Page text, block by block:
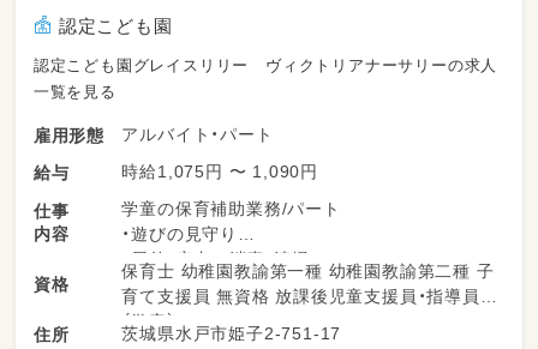
認定こども園
認定こども園グレイスリリー ヴィクトリアナーサリーの求人
一覧を見る
雇用形態
アルバイト・パート
給与
時給1,075円 〜 1,090円
仕事
内容
学童の保育補助業務/パート
・遊びの見守り
・屋外・室内の消毒・清掃
資格
保育士 幼稚園教諭第一種 幼稚園教諭第二種 子
育て支援員 無資格 放課後児童支援員・指導員
（学童）
住所 茨城県水戸市姫子2-751-17